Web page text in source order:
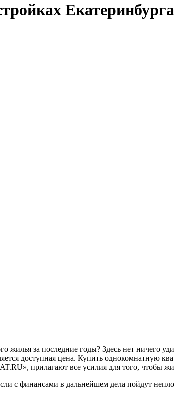
Екатеринбурга
жилья за последние годы? Здесь нет ничего
доступная цена. Купить однокомнатную
прилагают все усилия для того, чтобы
с финансами в дальнейшем дела пойдут